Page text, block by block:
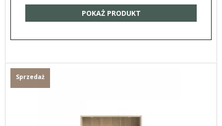
POKAŻ PRODUKT
Sprzedaż